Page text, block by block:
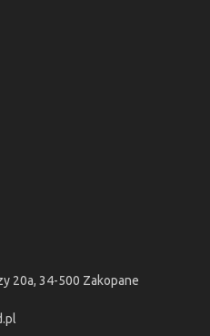
20a, 34-500 Zakopane